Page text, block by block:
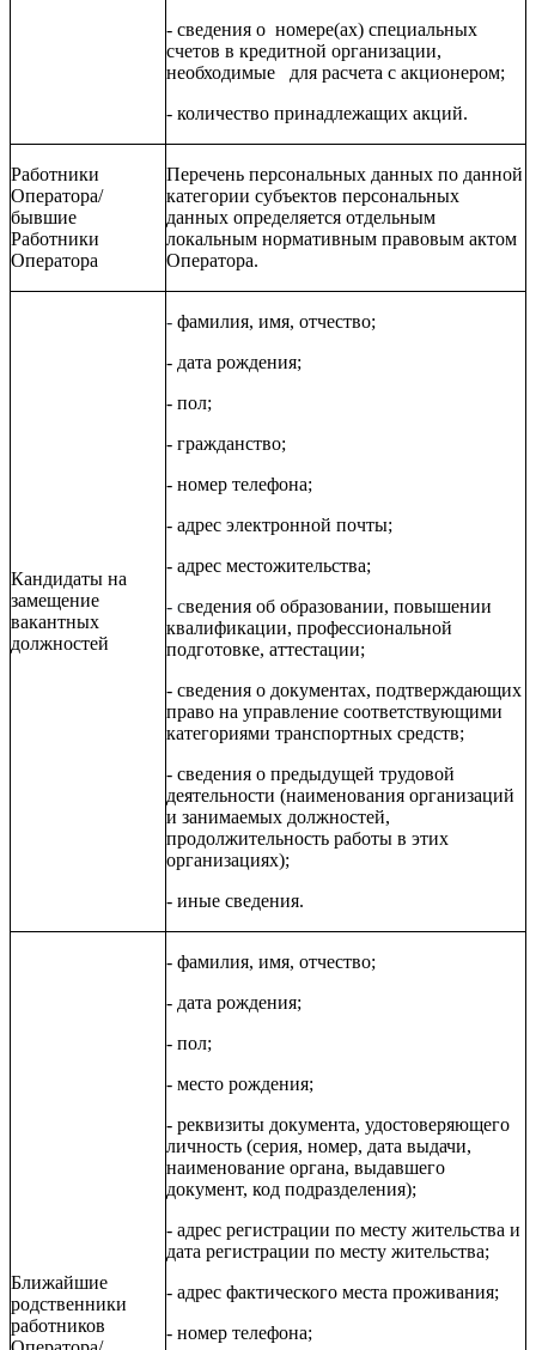
- сведения о номере(ах) специальных
счетов в кредитной организации,
необходимые для расчета с акционером;
- количество принадлежащих акций.
Работники
Оператора/
бывшие
Работники
Оператора
Перечень персональных данных по данной
категории субъектов персональных
данных определяется отдельным
локальным нормативным правовым актом
Оператора.
Кандидаты на
замещение
вакантных
должностей
- фамилия, имя, отчество;
- дата рождения;
- пол;
- гражданство;
- номер телефона;
- адрес электронной почты;
- адрес местожительства;
- сведения об образовании, повышении
квалификации, профессиональной
подготовке, аттестации;
- сведения о документах, подтверждающих
право на управление соответствующими
категориями транспортных средств;
- сведения о предыдущей трудовой
деятельности (наименования организаций
и занимаемых должностей,
продолжительность работы в этих
организациях);
- иные сведения.
Ближайшие
родственники
работников
- фамилия, имя, отчество;
- дата рождения;
- пол;
- место рождения;
- реквизиты документа, удостоверяющего
личность (серия, номер, дата выдачи,
наименование органа, выдавшего
документ, код подразделения);
- адрес регистрации по месту жительства и
дата регистрации по месту жительства;
- адрес фактического места проживания;
- номер телефона;